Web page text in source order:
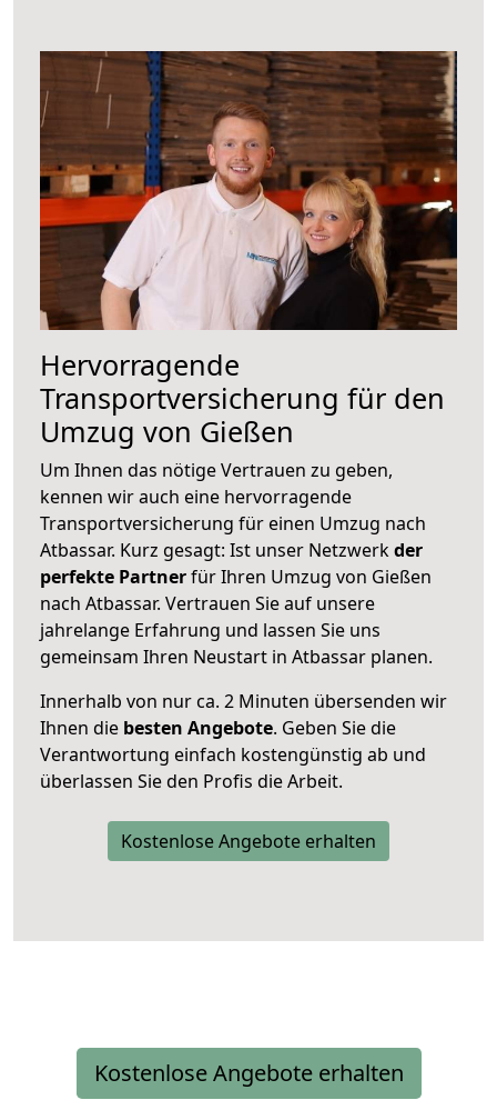
Hervorragende
Transportversicherung für den
Umzug von Gießen
Um Ihnen das nötige Vertrauen zu geben,
kennen wir auch eine hervorragende
Transportversicherung für einen Umzug nach
Atbassar. Kurz gesagt: Ist unser Netzwerkder
perfekte Partnerfür Ihren Umzug von Gießen
nach Atbassar. Vertrauen Sie auf unsere
jahrelange Erfahrung und lassen Sie uns
gemeinsam Ihren Neustart in Atbassar planen.
Innerhalb von nur ca. 2 Minuten übersenden wir
Ihnen die besten Angebote. Geben Sie die
Verantwortung einfach kostengünstig ab und
überlassen Sie den Profis die Arbeit.
Kostenlose Angebote erhalten
Kostenlose Angebote erhalten